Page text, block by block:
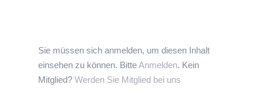
Sie müssen sich anmelden, um diesen Inhalt
einsehen zu können. BitteAnmelden. Kein
Mitglied? Werden Sie Mitglied bei uns